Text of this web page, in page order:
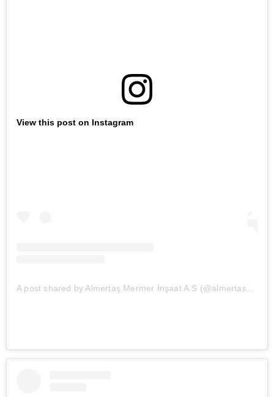
View this post on Instagram
A post shared by Almertaş Mermer İnşaat A.S (@almertas_mermer_insaat)